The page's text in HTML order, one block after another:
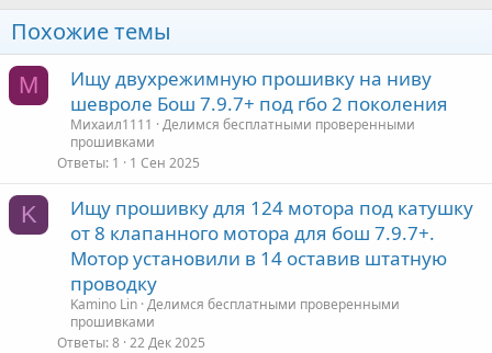
Похожие темы
М
Ищу двухрежимную прошивку на ниву
шевроле Бош 7.9.7+ под гбо 2 поколения
Михаил1111
Делимся бесплатными проверенными
прошивками
Ответы 1 1 Сен 2025
K
Ищу прошивку для 124 мотора под катушку
от 8 клапанного мотора для бош 7.9.7+.
Мотор установили в 14 оставив штатную
проводку
Kamino Lin Делимся бесплатными проверенными
прошивками
Ответы 8 22 Дек 2025